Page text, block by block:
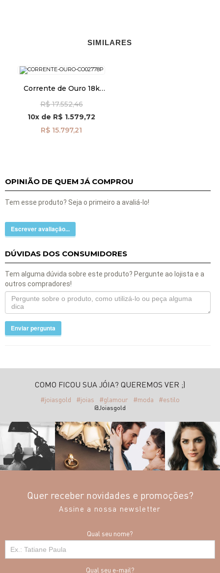
SIMILARES
Corrente de Ouro 18k
60cm co02778
R$ 17.552,46
10x de R$ 1.579,72
R$ 15.797,21
OPINIÃO DE QUEM JÁ COMPROU
Tem esse produto? Seja o primeiro a avaliá-lo!
Escrever avaliação...
DÚVIDAS DOS CONSUMIDORES
Tem alguma dúvida sobre este produto? Pergunte ao lojista e a
outros compradores!
Enviar pergunta
COMO FICOU SUA JÓIA? QUEREMOS VER ;)
#joiasgold #joias #glamour #moda #estilo
@Joiasgold
Quer receber novidades e promoções?
Assine a nossa newsletter
Qual seu nome?
Qual seu e-mail?